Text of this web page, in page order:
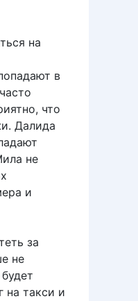
на
в
что
Далида
не
и
за
не
на такси и